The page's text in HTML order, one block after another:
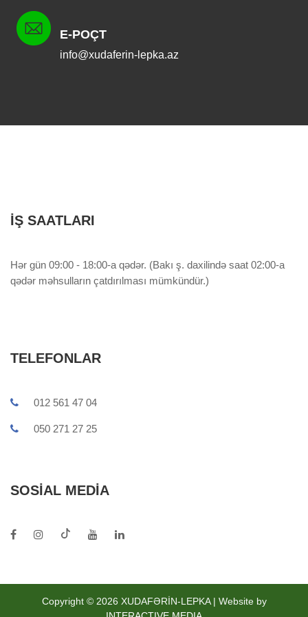
E-POÇT
info@xudaferin-lepka.az
İŞ SAATLARI
Hər gün 09:00 - 18:00-a qədər. (Bakı ş. daxilində saat 02:00-a
qədər məhsulların çatdırılması mümkündür.)
TELEFONLAR
012 561 47 04
050 271 27 25
SOSIAL MEDIA
Copyright © 2026 XUDAFƏRİN-LEPKA | Website by